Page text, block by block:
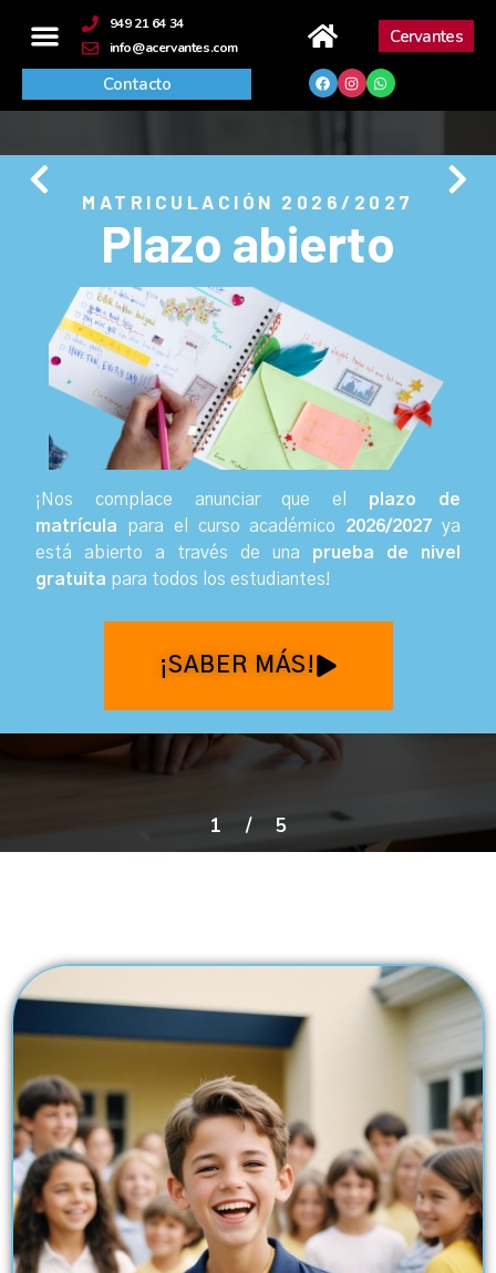
949 21 64 34
info@acervantes.com
Cervantes
Contacto
MATRICULACIÓN 2026/2027
Plazo abierto
¡Nos complace anunciar que el plazo de
matrícula para el curso académico 2026/2027 ya
está abierto a través de una prueba de nivel
gratuita para todos los estudiantes!
¡SABER MÁS!
1 / 5